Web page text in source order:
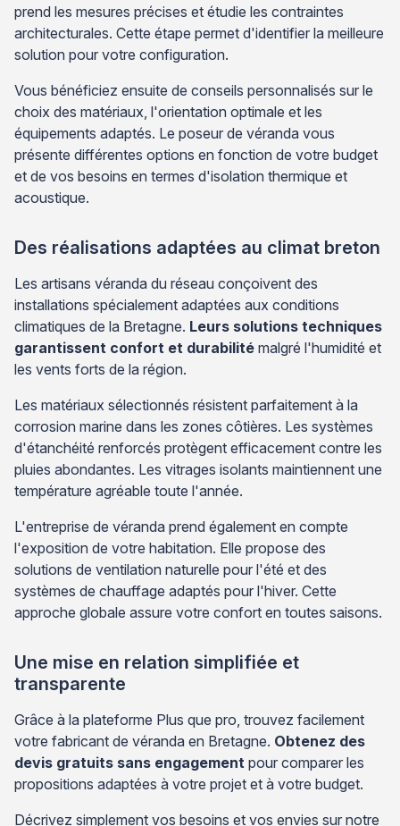
prend les mesures précises et étudie les contraintes
architecturales. Cette étape permet d'identifier la meilleure
solution pour votre configuration.
Vous bénéficiez ensuite de conseils personnalisés sur le
choix des matériaux, l'orientation optimale et les
équipements adaptés. Le poseur de véranda vous
présente différentes options en fonction de votre budget
et de vos besoins en termes d'isolation thermique et
acoustique.
Des réalisations adaptées au climat breton
Les artisans véranda du réseau conçoivent des
installations spécialement adaptées aux conditions
climatiques de la Bretagne. Leurs solutions techniques
garantissent confort et durabilité malgré l'humidité et
les vents forts de la région.
Les matériaux sélectionnés résistent parfaitement à la
corrosion marine dans les zones côtières. Les systèmes
d'étanchéité renforcés protègent efficacement contre les
pluies abondantes. Les vitrages isolants maintiennent une
température agréable toute l'année.
L'entreprise de véranda prend également en compte
l'exposition de votre habitation. Elle propose des
solutions de ventilation naturelle pour l'été et des
systèmes de chauffage adaptés pour l'hiver. Cette
approche globale assure votre confort en toutes saisons.
Une mise en relation simplifiée et
transparente
Grâce à la plateforme Plus que pro, trouvez facilement
votre fabricant de véranda en Bretagne. Obtenez des
devis gratuits sans engagement pour comparer les
propositions adaptées à votre projet et à votre budget.
Décrivez simplement vos besoins et vos envies sur notre